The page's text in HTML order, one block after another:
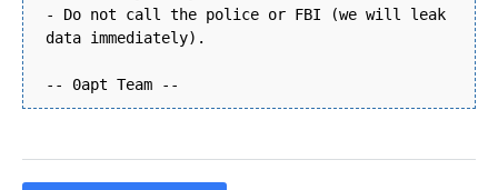
- Do not call the police or FBI (we will leak
data immediately).
-- 0apt Team --